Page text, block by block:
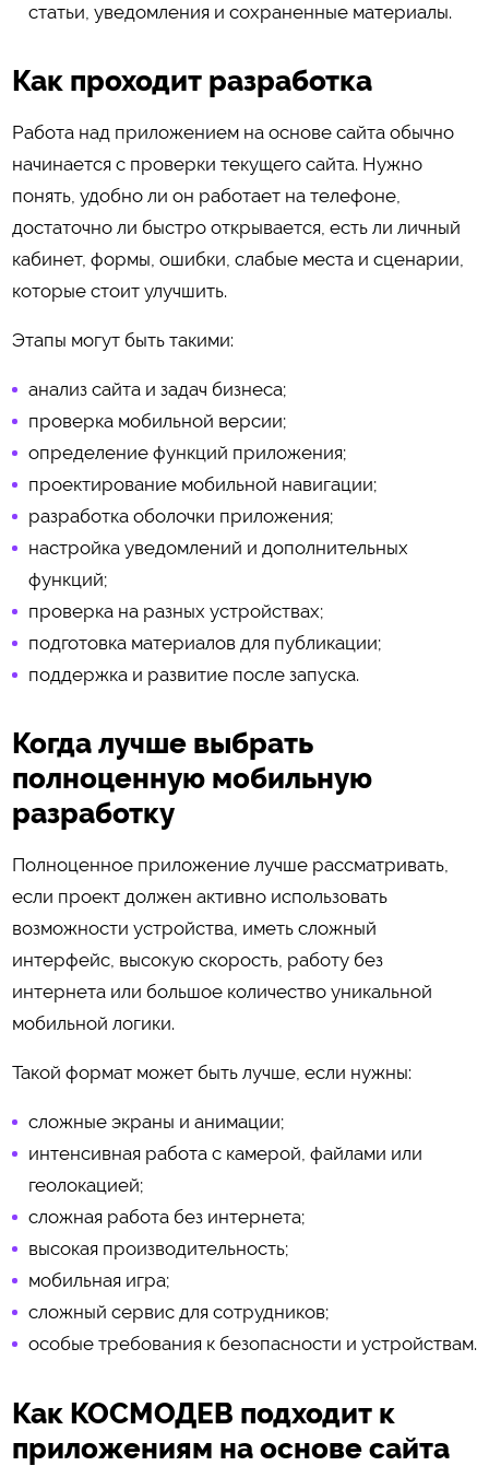
статьи, уведомления и сохраненные материалы.
Как проходит разработка
Работа над приложением на основе сайта обычно
начинается с проверки текущего сайта. Нужно
понять, удобно ли он работает на телефоне,
достаточно ли быстро открывается, есть ли личный
кабинет, формы, ошибки, слабые места и сценарии,
которые стоит улучшить.
Этапы могут быть такими:
анализ сайта и задач бизнеса;
проверка мобильной версии;
определение функций приложения;
проектирование мобильной навигации;
разработка оболочки приложения;
настройка уведомлений и дополнительных
функций;
проверка на разных устройствах;
подготовка материалов для публикации;
поддержка и развитие после запуска.
Когда лучше выбрать
полноценную мобильную
разработку
Полноценное приложение лучше рассматривать,
если проект должен активно использовать
возможности устройства, иметь сложный
интерфейс, высокую скорость, работу без
интернета или большое количество уникальной
мобильной логики.
Такой формат может быть лучше, если нужны:
сложные экраны и анимации;
интенсивная работа с камерой, файлами или
геолокацией;
сложная работа без интернета;
высокая производительность;
мобильная игра;
сложный сервис для сотрудников;
особые требования к безопасности и устройствам.
Как КОСМОДЕВ подходит к
приложениям на основе сайта